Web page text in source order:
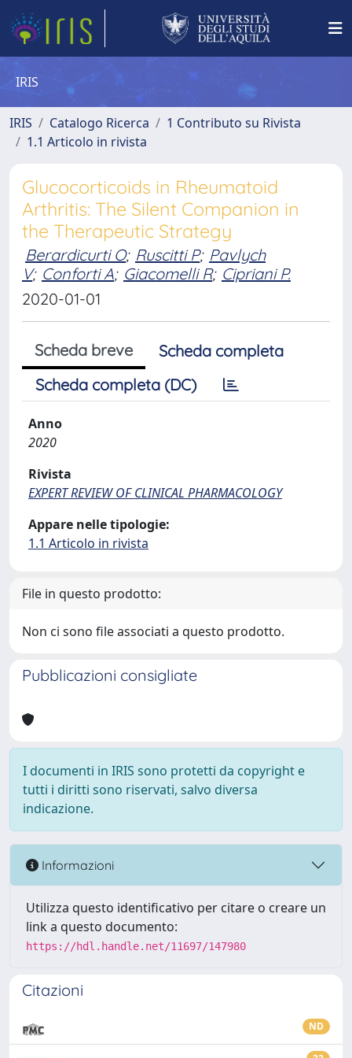
IRIS
IRIS Catalogo Ricerca
1 Contributo su Rivista
1.1 Articolo in rivista
Glucocorticoids in Rheumatoid
Arthritis: The Silent Companion in
the Therapeutic Strategy
Berardicurti O; Ruscitti P; Pavlych
V; Conforti A; Giacomelli R; Cipriani P.
2020-01-01
Scheda breve
Scheda completa
Scheda completa (DC)
Anno
2020
Rivista
EXPERT REVIEW OF CLINICAL PHARMACOLOGY
Appare nelle tipologie:
1.1 Articolo in rivista
File in questo prodotto:
Non ci sono file associati a questo prodotto.
Pubblicazioni consigliate
I documenti in IRIS sono protetti da copyright e
tutti i diritti sono riservati, salvo diversa
indicazione.
Informazioni
Utilizza questo identificativo per citare o creare un
link a questo documento:
https://hdl.handle.net/11697/147980
Citazioni
ND